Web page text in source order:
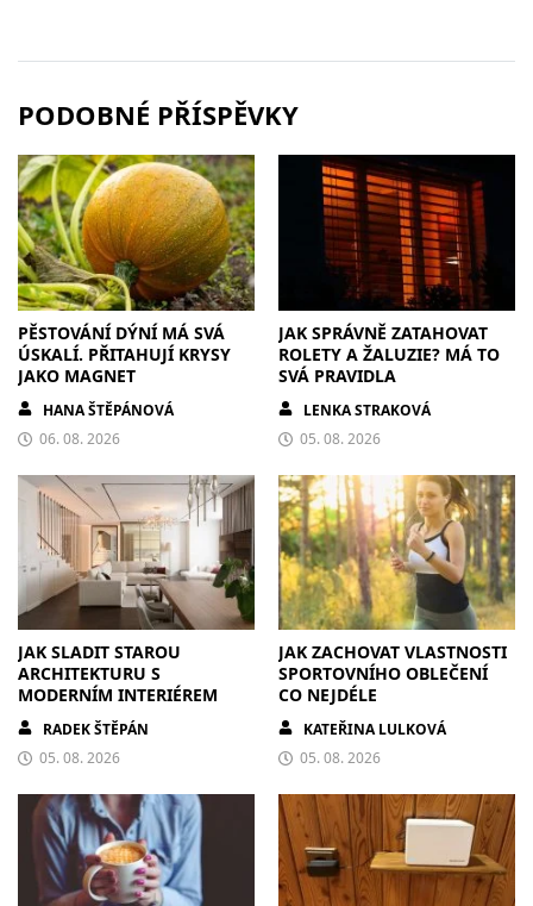
PODOBNÉ PŘÍSPĚVKY
PĚSTOVÁNÍ DÝNÍ MÁ SVÁ
ÚSKALÍ. PŘITAHUJÍ KRYSY
JAKO MAGNET
HANA ŠTĚPÁNOVÁ
06. 08. 2026
JAK SPRÁVNĚ ZATAHOVAT
ROLETY A ŽALUZIE? MÁ TO
SVÁ PRAVIDLA
LENKA STRAKOVÁ
05. 08. 2026
JAK SLADIT STAROU
ARCHITEKTURU S
MODERNÍM INTERIÉREM
RADEK ŠTĚPÁN
05. 08. 2026
JAK ZACHOVAT VLASTNOSTI
SPORTOVNÍHO OBLEČENÍ
CO NEJDÉLE
KATEŘINA LULKOVÁ
05. 08. 2026